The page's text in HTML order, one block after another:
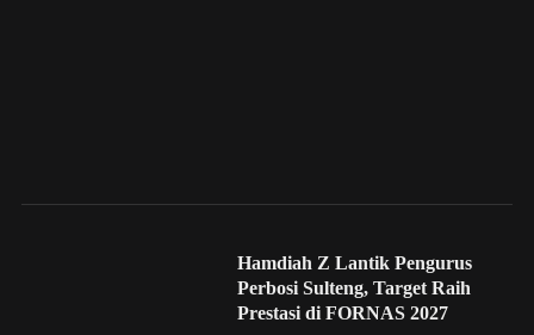
Hamdiah Z Lantik Pengurus
Perbosi Sulteng, Target Raih
Prestasi di FORNAS 2027